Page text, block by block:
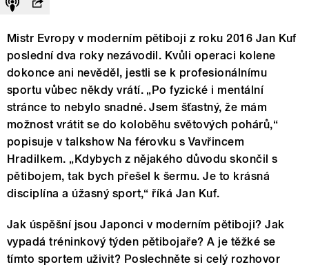
Mistr Evropy v moderním pětiboji z roku 2016 Jan Kuf
poslední dva roky nezávodil. Kvůli operaci kolene
dokonce ani nevěděl, jestli se k profesionálnímu
sportu vůbec někdy vrátí. „Po fyzické i mentální
stránce to nebylo snadné. Jsem šťastný, že mám
možnost vrátit se do koloběhu světových pohárů,“
popisuje v talkshow Na férovku s Vavřincem
Hradilkem. „Kdybych z nějakého důvodu skončil s
pětibojem, tak bych přešel k šermu. Je to krásná
disciplína a úžasný sport,“ říká Jan Kuf.
Jak úspěšní jsou Japonci v moderním pětiboji? Jak
vypadá tréninkový týden pětibojaře? A je těžké se
tímto sportem uživit? Poslechněte si celý rozhovor